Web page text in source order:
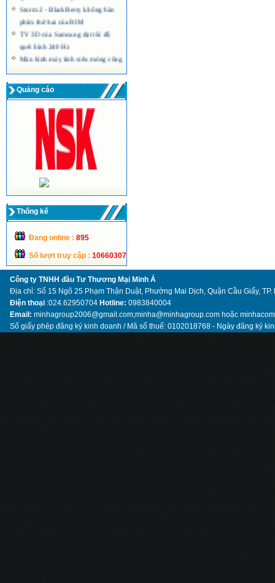
Storm 2 - BlackBerry không bàn
phím thứ hai của RIM
TV 3D của Samsung đạt tốc độ
quét hình 240 Hz
Màn hình máy tính siêu mỏng công
nghệ LED của Acer
Quảng cáo
Thống kế
Đang online : 895
Số lượt truy cập : 10660307
Công ty TNHH đầu Tư Thương Mại Minh Á
Địa chỉ: Số 15 Ngõ 25 Phạm Thận Duật, Phường Mai Dịch, Quận Cầu Giấy, TP.
Điện thoại :024.62950704 Hotline: 0983840004
Email: minhagroup2006@gmail.com;minha@minhagroup.com hoặc
Số giấy phép đăng ký kinh doanh / Mã số thuế: 0102018768 - Ngày đăng ký